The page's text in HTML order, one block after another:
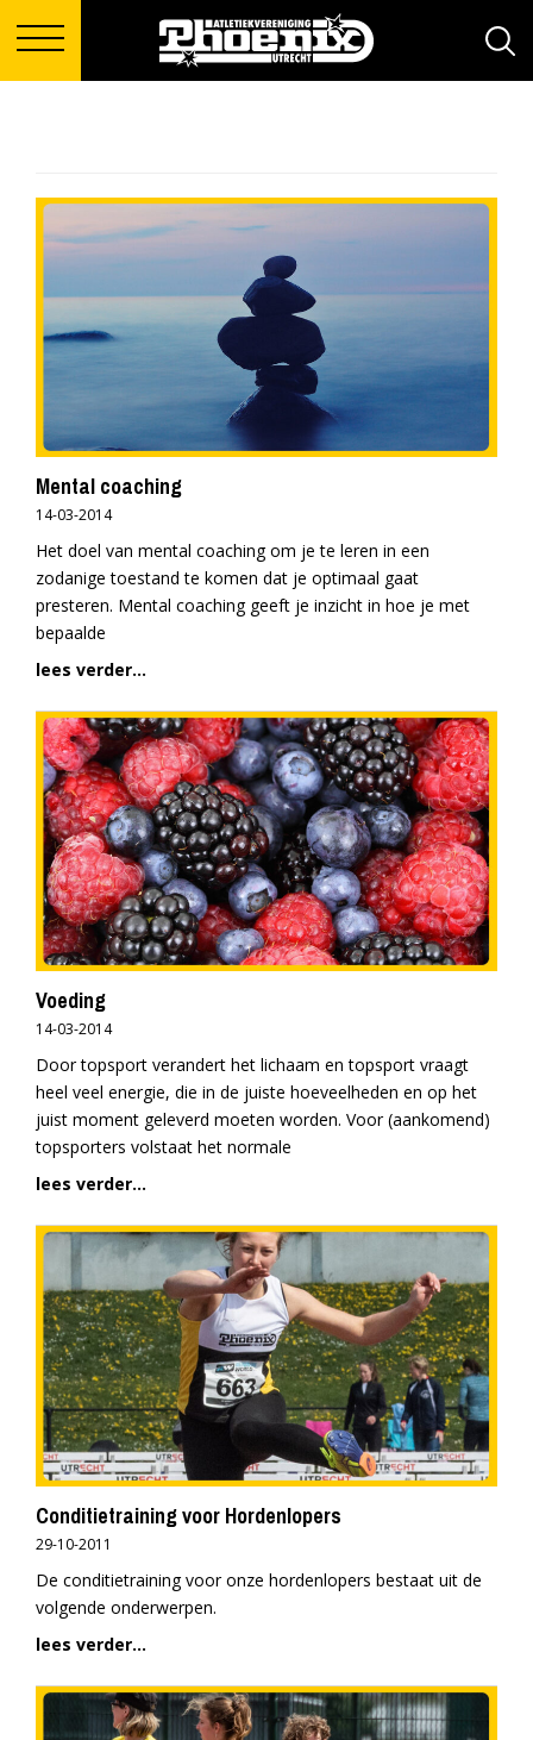
Mental coaching
14-03-2014
Het doel van mental coaching om je te leren in een
zodanige toestand te komen dat je optimaal gaat
presteren. Mental coaching geeft je inzicht in hoe je met
bepaalde
lees verder...
Voeding
14-03-2014
Door topsport verandert het lichaam en topsport vraagt
heel veel energie, die in de juiste hoeveelheden en op het
juist moment geleverd moeten worden. Voor (aankomend)
topsporters volstaat het normale
lees verder...
Conditietraining voor Hordenlopers
29-10-2011
De conditietraining voor onze hordenlopers bestaat uit de
volgende onderwerpen.
lees verder...